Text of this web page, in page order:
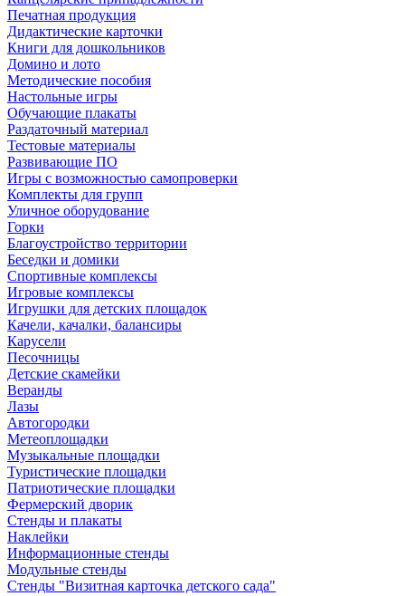
Печатная продукция
Дидактические карточки
Книги для дошкольников
Домино и лото
Методические пособия
Настольные игры
Обучающие плакаты
Раздаточный материал
Тестовые материалы
Развивающие ПО
Игры с возможностью самопроверки
Комплекты для групп
Уличное оборудование
Горки
Благоустройство территории
Беседки и домики
Спортивные комплексы
Игровые комплексы
Игрушки для детских площадок
Качели, качалки, балансиры
Карусели
Песочницы
Детские скамейки
Веранды
Лазы
Автогородки
Метеоплощадки
Музыкальные площадки
Туристические площадки
Патриотические площадки
Фермерский дворик
Стенды и плакаты
Наклейки
Информационные стенды
Модульные стенды
Стенды "Визитная карточка детского сада"